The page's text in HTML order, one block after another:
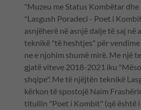
"Muzeu me Status Kombëtar dhe
"Lasgush Poradeci - Poet i
asnjëherë në asnjë dalje të saj në
teknikë "të heshtjes" për
ne e njohim shumë mirë. Me një
gjatë viteve 2018-2021 iku
shqipe". Me të njëjtën teknikë
kërkon të spostojë Naim
titullin "Poet i Kombit" (që është